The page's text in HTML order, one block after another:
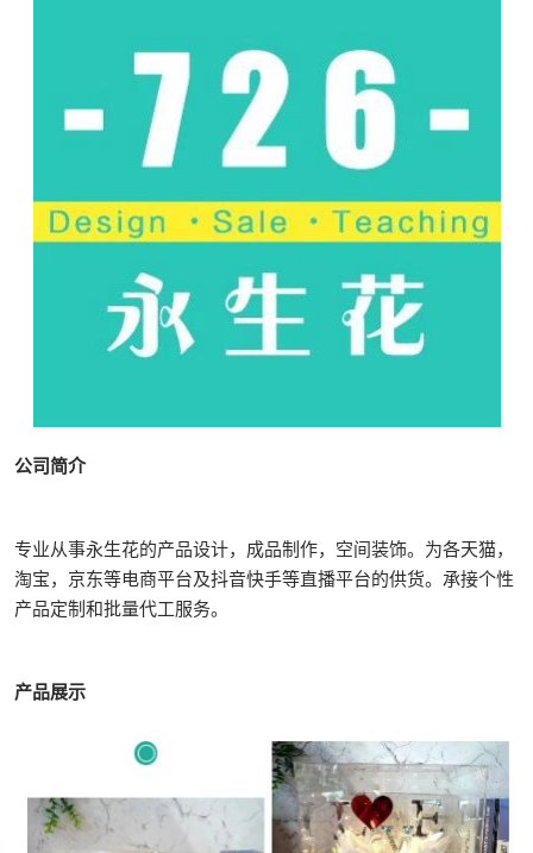
公司简介
专业从事永生花的产品设计，成品制作，空间装饰。为各天猫，
淘宝，京东等电商平台及抖音快手等直播平台的供货。承接个性
产品定制和批量代工服务。
产品展示